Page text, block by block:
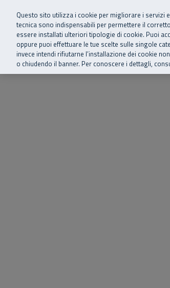
Vai al menu principale
Vai al contenuto principale
Vai al Footer
SuperAbile - il Contact Center Inail per il
Home Chi siamo
Questo sito utilizza i cookie per migliorare i servizi
tecnica sono indispensabili per permettere il
essere installati ulteriori tipologie di cookie. Puoi
oppure puoi effettuare le tue scelte sulle singole
invece intendi rifiutarne l’installazione dei cookie
o chiudendo il banner. Per conoscere i dettagli,